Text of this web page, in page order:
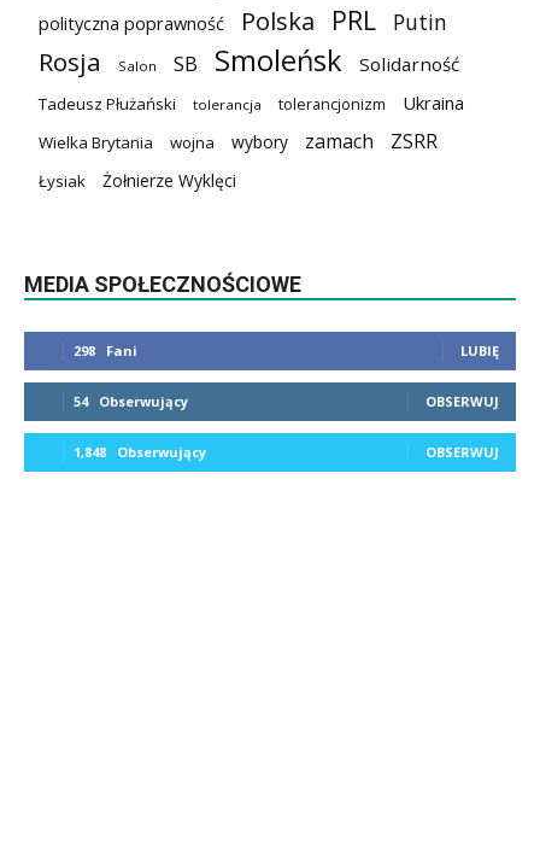
polityczna poprawność Polska PRL Putin
Rosja Salon SB Smoleńsk Solidarność
Tadeusz Płużański tolerancja tolerancjonizm Ukraina
Wielka Brytania wojna wybory zamach ZSRR
Łysiak Żołnierze Wyklęci
MEDIA SPOŁECZNOŚCIOWE
298 Fani LUBIĘ
54 Obserwujący OBSERWUJ
1,848 Obserwujący OBSERWUJ